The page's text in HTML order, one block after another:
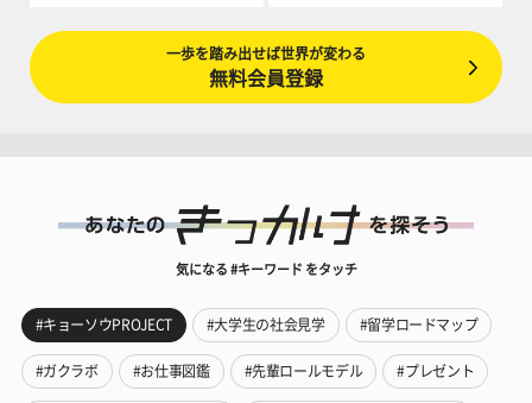
一歩を踏み出せば世界が変わる
無料会員登録
気になる #キーワード をタッチ
#キョーソウPROJECT #大学生の社会見学 #留学ロードマップ
#ガクラボ #お仕事図鑑 #先輩ロールモデル #プレゼント